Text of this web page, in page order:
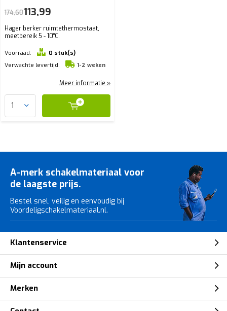
Hager berker ruimtethermostaat,
meetbereik 5 - 10°C.
Voorraad:
0 stuk(s)
Verwachte levertijd:
1-2 weken
174,60113,99
Meer informatie »
A-merk schakelmateriaal voor
de laagste prijs.
Bestel snel, veilig en eenvoudig bij
Voordeligschakelmateriaal.nl.
Klantenservice
Mijn account
Merken